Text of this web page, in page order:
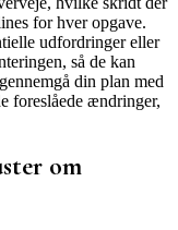
for hver opgave.
udfordringer eller
så de kan
din plan med
foreslåede ændringer,
om